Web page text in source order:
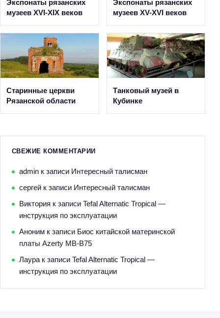
Экспонаты рязанских
музеев XVI-XIX веков
Экспонаты рязанских
музеев XV-XVI веков
Старинные церкви
Рязанской области
Танковый музей в
Кубинке
СВЕЖИЕ КОММЕНТАРИИ
adminк записи Интересный талисман
сергейк записи Интересный талисман
Виктория к записи Tefal Alternatic Tropical —
инструкция по эксплуатации
Анонимк записи Биос китайской материнской
платы Azerty MB-B75
Лаурак записи Tefal Alternatic Tropical —
инструкция по эксплуатации